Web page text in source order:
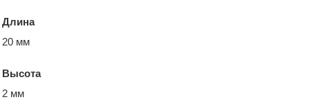
Длина
20 мм
Высота
2 мм